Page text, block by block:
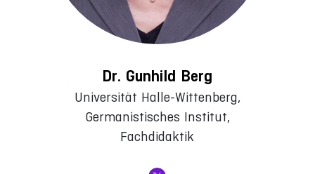
Dr. Gunhild Berg
Universität Halle-Wittenberg,
Germanistisches Institut,
Fachdidaktik